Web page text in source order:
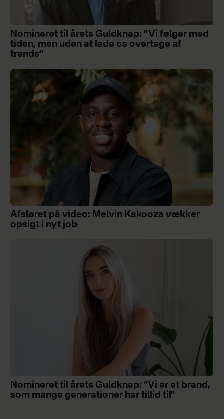
Nomineret til årets Guldknap: ”Vi følger med
tiden, men uden at lade os overtage af
trends”
Afsløret på video: Melvin Kakooza vækker
opsigt i nyt job
Nomineret til årets Guldknap: "Vi er et brand,
som mange generationer har tillid til"